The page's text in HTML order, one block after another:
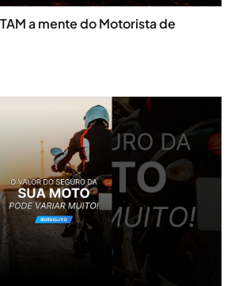
a mente do Motorista de